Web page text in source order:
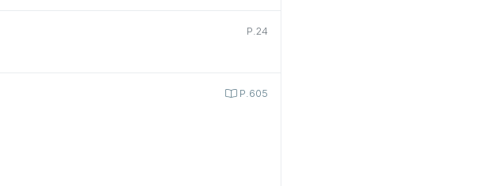
P.24
P.605